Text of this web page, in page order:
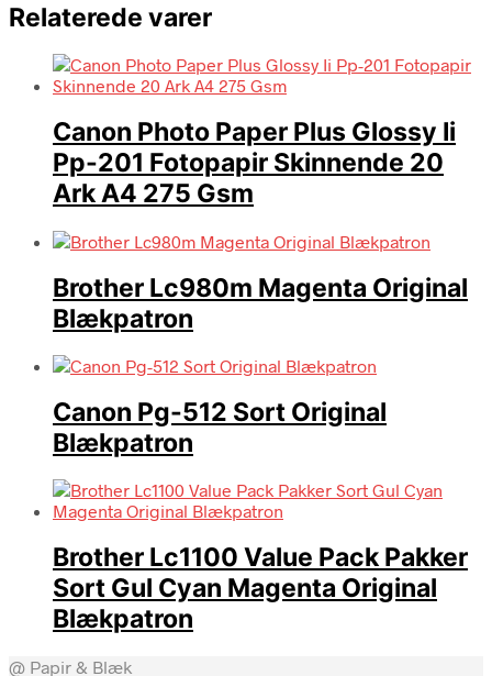
Relaterede varer
Canon Photo Paper Plus Glossy Ii
Pp-201 Fotopapir Skinnende 20
Ark A4 275 Gsm
Brother Lc980m Magenta Original
Blækpatron
Canon Pg-512 Sort Original
Blækpatron
Brother Lc1100 Value Pack Pakker
Sort Gul Cyan Magenta Original
Blækpatron
@ Papir & Blæk